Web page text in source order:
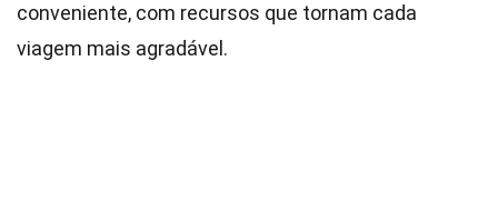
conveniente, com recursos que tornam cada
viagem mais agradável.